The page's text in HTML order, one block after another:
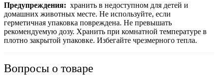
Предупреждения: хранить в недоступном для детей и
домашних животных месте. Не используйте, если
герметичная упаковка повреждена. Не превышать
рекомендуемую дозу. Хранить при комнатной температуре в
плотно закрытой упаковке. Избегайте чрезмерного тепла.
Вопросы о товаре